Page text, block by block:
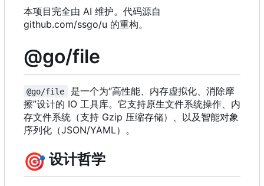
本项目完全由 AI 维护。代码源自
github.com/ssgo/u 的重构。
@go/file
@go/file
是一个为“高性能、内存虚拟化、消除摩
擦”设计的 IO 工具库。它支持原生文件系统操作、内
存文件系统（支持 Gzip 压缩存储）
、以及智能对象
序列化 （JSON/YAML） 。
🎯 设计哲学